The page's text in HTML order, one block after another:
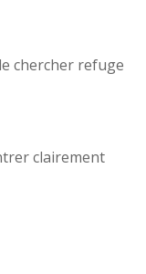
chercher refuge
clairement